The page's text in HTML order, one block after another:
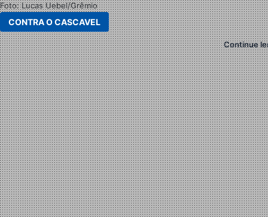
Foto: Lucas Uebel/Grêmio
CONTRA O CASCAVEL
Continue